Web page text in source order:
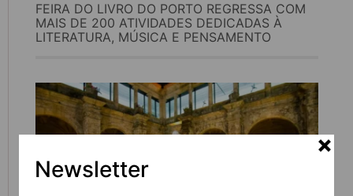
Newsletter
FEIRA DO LIVRO DO PORTO REGRESSA COM
MAIS DE 200 ATIVIDADES DEDICADAS À
LITERATURA, MÚSICA E PENSAMENTO